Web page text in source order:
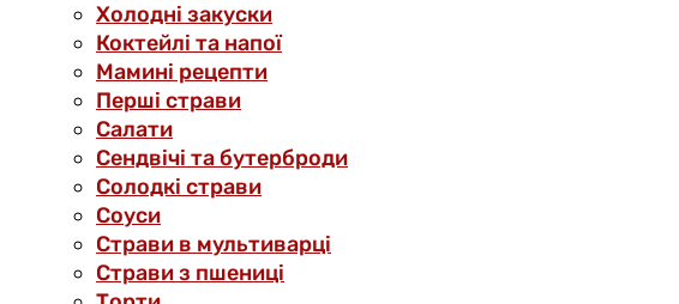
Холодні закуски
Коктейлі та напої
Мамині рецепти
Перші страви
Салати
Сендвічі та бутерброди
Солодкі страви
Соуси
Страви в мультиварці
Страви з пшениці